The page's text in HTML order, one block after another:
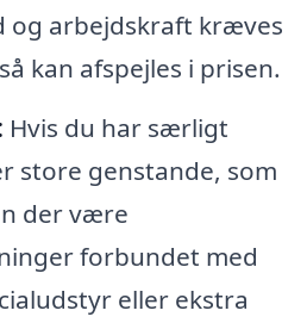
og arbejdskraft kræves
kan afspejles i prisen.
Hvis du har særligt
store genstande, som
der være
forbundet med
eller ekstra